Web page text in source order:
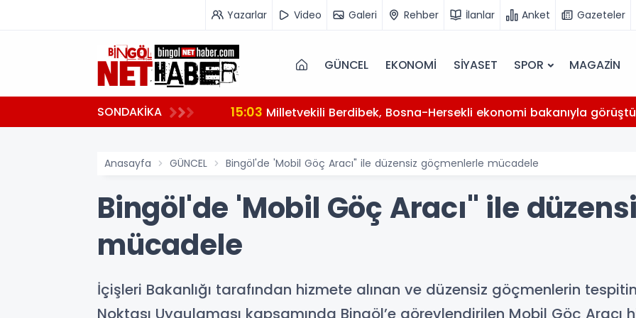
Yazarlar Video Galeri Rehber İlanlar Anket Gazeteler
GÜNCEL EKONOMİ SİYASET SPOR MAGAZİN
SONDAKİKA 15:03 Milletvekili Berdibek, Bosna-Hersekli ekonomi bakanıyla görüştü
Anasayfa GÜNCEL Bingöl'de 'Mobil Göç Aracı" ile düzensiz göçmenlerle mücadele
Bingöl'de 'Mobil Göç Aracı" ile
mücadele
İçişleri Bakanlığı tarafından hizmete alınan ve düzensiz göçmenlerin
Noktası Uygulaması kapsamında Bingöl’e görevlendirilen Mobil Göç Aracı